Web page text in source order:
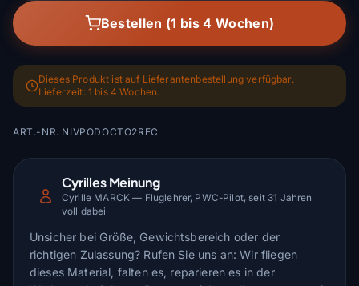
Bestellen (1 bis 4 Wochen)
Dieses Produkt ist auf Lieferantenbestellung verfügbar.
Lieferzeit: 1 bis 4 Wochen.
ART.-NR. NIVPODOCTO2REC
Cyrilles Meinung
Cyrille MARCK — Fluglehrer, PWC-Pilot, seit 31 Jahren
voll dabei
Unsicher bei Größe, Gewichtsbereich oder der
richtigen Zulassung? Rufen Sie uns an: Wir fliegen
dieses Material, falten es, reparieren es in der